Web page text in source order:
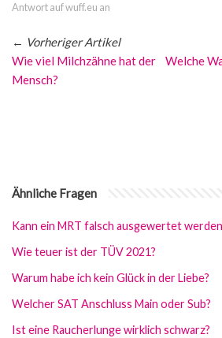
Antwort auf wuff.eu an
← Vorheriger Artikel
Wie viel Milchzähne hat der
Mensch?
Welche
Ähnliche Fragen
Kann ein MRT falsch ausgewertet
Wie teuer ist der TÜV 2021?
Warum habe ich kein Glück in der Liebe?
Welcher SAT Anschluss Main oder Sub?
Ist eine Raucherlunge wirklich schwarz?